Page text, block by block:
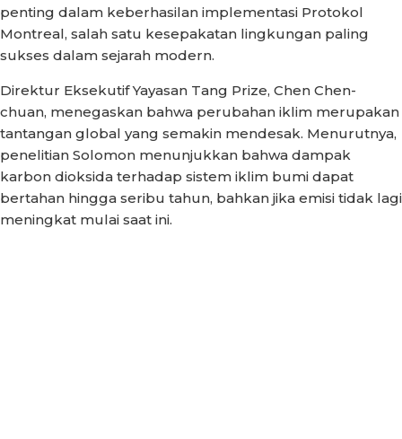
penting dalam keberhasilan implementasi Protokol
Montreal, salah satu kesepakatan lingkungan paling
sukses dalam sejarah modern.
Direktur Eksekutif Yayasan Tang Prize, Chen Chen-
chuan, menegaskan bahwa perubahan iklim merupakan
tantangan global yang semakin mendesak. Menurutnya,
penelitian Solomon menunjukkan bahwa dampak
karbon dioksida terhadap sistem iklim bumi dapat
bertahan hingga seribu tahun, bahkan jika emisi tidak lagi
meningkat mulai saat ini.